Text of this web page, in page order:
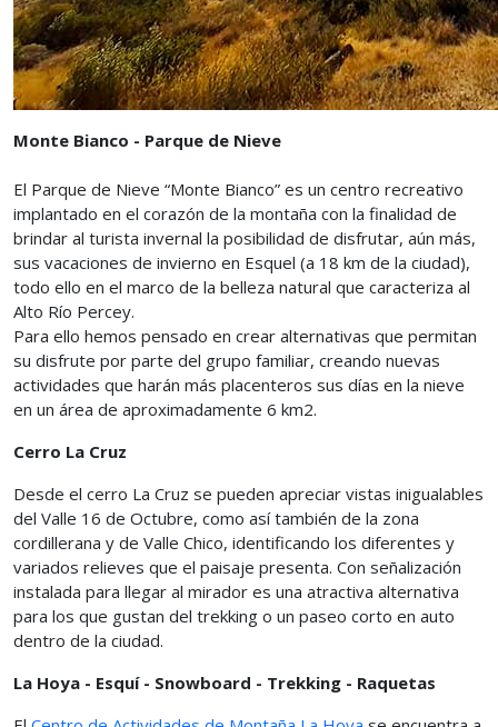
Monte Bianco - Parque de Nieve
El Parque de Nieve “Monte Bianco” es un centro recreativo
implantado en el corazón de la montaña con la finalidad de
brindar al turista invernal la posibilidad de disfrutar, aún más,
sus vacaciones de invierno en Esquel (a 18 km de la ciudad),
todo ello en el marco de la belleza natural que caracteriza al
Alto Río Percey.
Para ello hemos pensado en crear alternativas que permitan
su disfrute por parte del grupo familiar, creando nuevas
actividades que harán más placenteros sus días en la nieve
en un área de aproximadamente 6 km2.
Cerro La Cruz
Desde el cerro La Cruz se pueden apreciar vistas inigualables
del Valle 16 de Octubre, como así también de la zona
cordillerana y de Valle Chico, identificando los diferentes y
variados relieves que el paisaje presenta. Con señalización
instalada para llegar al mirador es una atractiva alternativa
para los que gustan del trekking o un paseo corto en auto
dentro de la ciudad.
La Hoya - Esquí - Snowboard - Trekking - Raquetas